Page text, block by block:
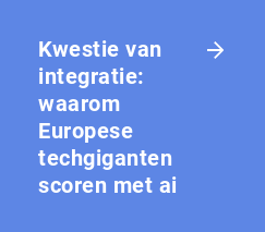
Kwestie van
integratie:
waarom
Europese
techgiganten
scoren met ai